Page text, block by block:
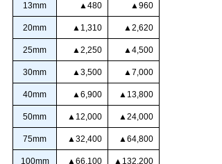
13mm ▲480 ▲960
20mm ▲1,310 ▲2,620
25mm ▲2,250 ▲4,500
30mm ▲3,500 ▲7,000
40mm ▲6,900 ▲13,800
50mm ▲12,000 ▲24,000
75mm ▲32,400 ▲64,800
100mm ▲66,100 ▲132,200